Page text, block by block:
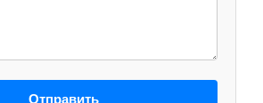
Отправить